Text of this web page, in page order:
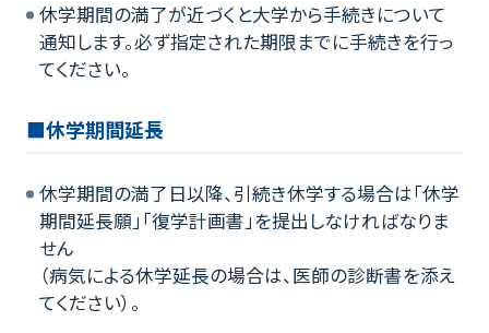
休学期間の満了が近づくと大学から手続きについて
通知します。必ず指定された期限までに手続きを行っ
てください。
■休学期間延長
休学期間の満了日以降、引続き休学する場合は「休学
期間延長願」「復学計画書」を提出しなければなりま
せん
（病気による休学延長の場合は、医師の診断書を添え
てください）。